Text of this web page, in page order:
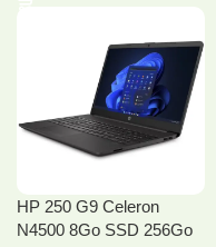
HP 250 G9 Celeron
N4500 8Go SSD 256Go